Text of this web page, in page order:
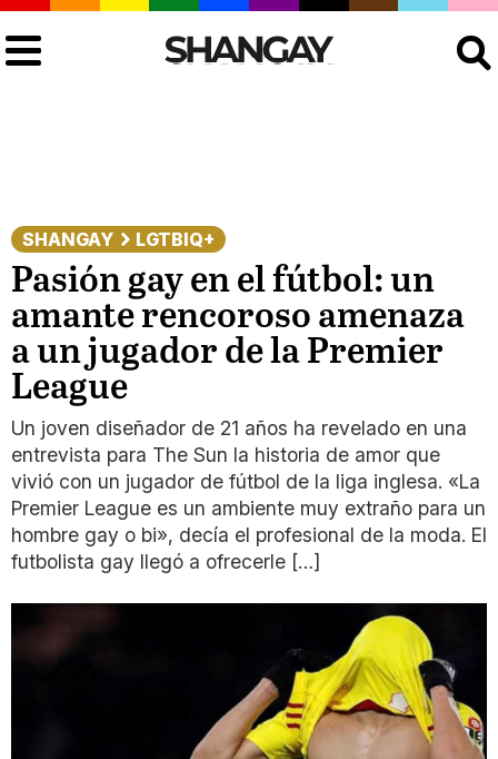
SHANGAY LGTBIQ+
Pasión gay en el fútbol: un
amante rencoroso amenaza
a un jugador de la Premier
League
Un joven diseñador de 21 años ha revelado en una
entrevista para The Sun la historia de amor que
vivió con un jugador de fútbol de la liga inglesa. «La
Premier League es un ambiente muy extraño para un
hombre gay o bi», decía el profesional de la moda. El
futbolista gay llegó a ofrecerle […]